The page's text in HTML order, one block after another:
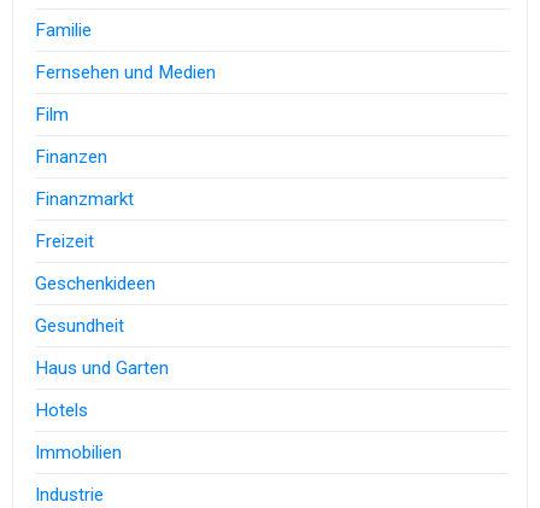
Familie
Fernsehen und Medien
Film
Finanzen
Finanzmarkt
Freizeit
Geschenkideen
Gesundheit
Haus und Garten
Hotels
Immobilien
Industrie